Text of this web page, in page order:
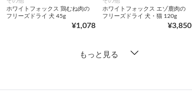
ホワイトフォックス 鶏むね肉の
フリーズドライ 犬 45g
¥1,078
ホワイトフォックス エゾ鹿肉の
フリーズドライ 犬・猫 120g
¥3,850
もっと見る